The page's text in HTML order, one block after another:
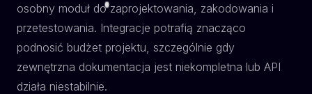
osobny moduł do zaprojektowania, zakodowania i
przetestowania. Integracje potrafią znacząco
podnosić budżet projektu, szczególnie gdy
zewnętrzna dokumentacja jest niekompletna lub API
działa niestabilnie.